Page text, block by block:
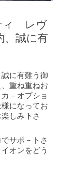
ィ レヴ
誠に有
に有難う御
重ね重ねお
－オプショ
になってお
しみ下さ
サポ－トさ
オンをどう